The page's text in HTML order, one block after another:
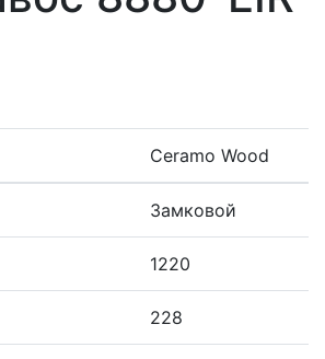
Ceramo Wood
Замковой
1220
228